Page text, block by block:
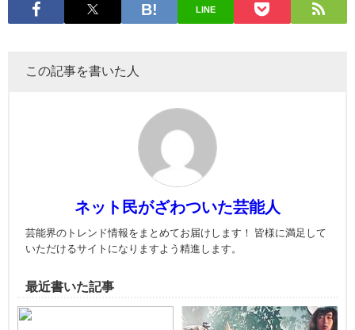
LINE
この記事を書いた人
ネット民がざわついた芸能人
芸能界のトレンド情報をまとめてお届けします！ 皆様に満足して
いただけるサイトになりますよう精進します。
最近書いた記事